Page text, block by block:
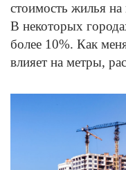
стоимость жилья
В некоторых
более 10%. Как
влияет на метры,